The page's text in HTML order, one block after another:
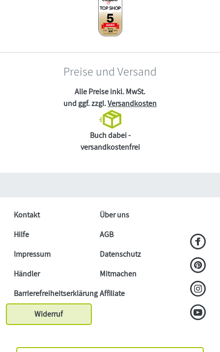
Preise und Versand
Alle Preise inkl. MwSt.
und ggf. zzgl.Versandkosten
Buch dabei -
versandkostenfrei
Kontakt
Über uns
Hilfe
AGB
Impressum
Datenschutz
Händler
Mitmachen
BarrierefreiheitserklärungAffiliate
Widerruf